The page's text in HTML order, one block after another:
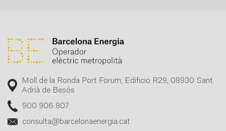
Moll de la Ronda Port Forum, Edificio R29, 08930 Sant
Adrià de Besós
900 906 807
consulta@barcelonaenergia.cat